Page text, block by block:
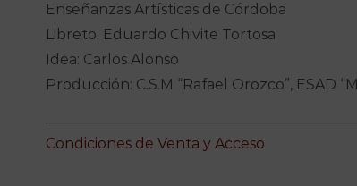
Enseñanzas Artísticas de Córdoba
Libreto: Eduardo Chivite Tortosa
Idea: Carlos Alonso
Producción: C.S.M “Rafael Orozco”, ESAD
Condiciones de Venta y Acceso